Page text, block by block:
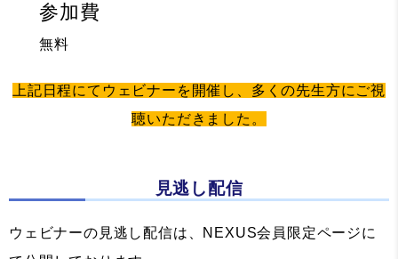
参加費
無料
上記日程にてウェビナーを開催し、多くの先生方にご視
聴いただきました。
見逃し配信
ウェビナーの見逃し配信は、NEXUS会員限定ページに